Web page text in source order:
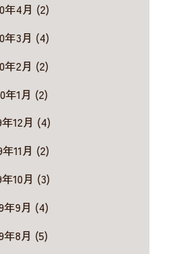
年4月 (2)
年3月 (4)
年2月 (2)
年1月 (2)
年12月 (4)
年11月 (2)
年10月 (3)
年9月 (4)
年8月 (5)